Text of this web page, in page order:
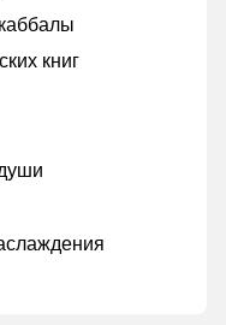
книг